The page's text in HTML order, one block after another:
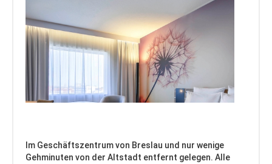
Im Geschäftszentrum von Breslau und nur wenige
Gehminuten von der Altstadt entfernt gelegen. Alle